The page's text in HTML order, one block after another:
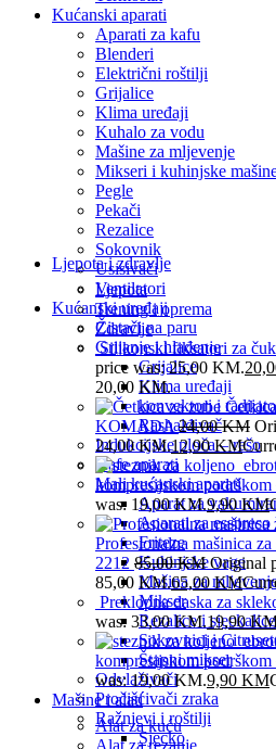
Kućanski aparati
Aparati za kafu
Blenderi
Električni roštilji
Grijalice
Klima uređaji
Kuhalo za vodu
Mašine za mljevenje
Mikseri i kuhinjske
Pegle
Pekači
Rezalice
Sokovnik
Usisivači
Ventilatori
Kućanski uređaji
Čistači na paru
Grijanje i hlađenje
Grijalice
Klima uređaji
konvektori i
Rashalđivač
Indukcijske ploča – rešo
Kafe aparati
Mali kućanski aparati
Aparat za
Aparati za esspreso
Friteze
Kuhinjske vage
Mašina za
Mikser
Rezalice i sjeckalice
Sokovnici i
Štapni mikser
Odvlaživači
Pročišćivači zraka
Ražnjevi i roštilji
Sjecko
Ljepota i zdravlje
Ljepota
Trening i oprema
Zdravlje
Silikonski fiksatori za
price was: 25,00 KM.
20,00 KM.
KOMADA24,00KM
24,00 KM.12,90KM
kompresijskom podrškom
was: 19,00 KM.9,90KM
Profesionalna mašinica
2212 85,00KM Original
85,00 KM.65,00KM
Preklopna daska za
was: 33,00 KM.19,90
kompresijskom podrškom
was: 19,00 KM.9,90 KM
Mašine i alati
Alat za kuću
Alat za rezanje